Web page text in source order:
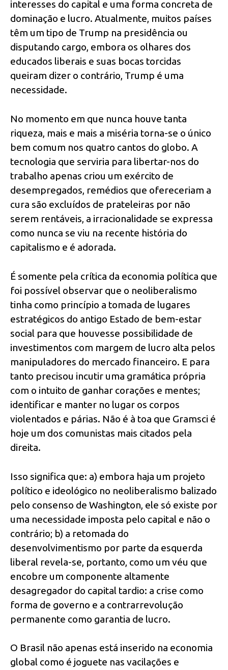
interesses do capital e uma forma concreta de
dominação e lucro. Atualmente, muitos países
têm um tipo de Trump na presidência ou
disputando cargo, embora os olhares dos
educados liberais e suas bocas torcidas
queiram dizer o contrário, Trump é uma
necessidade.
No momento em que nunca houve tanta
riqueza, mais e mais a miséria torna-se o único
bem comum nos quatro cantos do globo. A
tecnologia que serviria para libertar-nos do
trabalho apenas criou um exército de
desempregados, remédios que ofereceriam a
cura são excluídos de prateleiras por não
serem rentáveis, a irracionalidade se expressa
como nunca se viu na recente história do
capitalismo e é adorada.
É somente pela crítica da economia política que
foi possível observar que o neoliberalismo
tinha como princípio a tomada de lugares
estratégicos do antigo Estado de bem-estar
social para que houvesse possibilidade de
investimentos com margem de lucro alta pelos
manipuladores do mercado financeiro. E para
tanto precisou incutir uma gramática própria
com o intuito de ganhar corações e mentes;
identificar e manter no lugar os corpos
violentados e párias. Não é à toa que Gramsci é
hoje um dos comunistas mais citados pela
direita.
Isso significa que: a) embora haja um projeto
político e ideológico no neoliberalismo balizado
pelo consenso de Washington, ele só existe por
uma necessidade imposta pelo capital e não o
contrário; b) a retomada do
desenvolvimentismo por parte da esquerda
liberal revela-se, portanto, como um véu que
encobre um componente altamente
desagregador do capital tardio: a crise como
forma de governo e a contrarrevolução
permanente como garantia de lucro.
O Brasil não apenas está inserido na economia
global como é joguete nas vacilações e